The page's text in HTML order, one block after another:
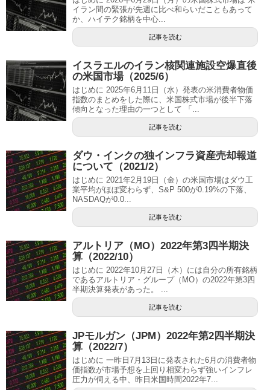
イラン間の緊張が先週に比べ和らいだこともあって
か、ハイテク銘柄を中心...
記事を読む
イスラエルのイラン核関連施設空爆直後
の米国市場（2025/6）
はじめに 2025年6月11日（水）発表の米消費者物価
指数のまとめをした際に、米国株式市場が後半下落
傾向となった理由の一つとして 「...
記事を読む
ダウ・インクの独インフラ資産売却報道
について（2021/2）
はじめに 2021年2月19日（金）の米国市場はダウ工
業平均がほぼ変わらず、S&P 500が0.19%の下落、
NASDAQが0.0...
記事を読む
アルトリア（MO）2022年第3四半期決
算（2022/10）
はじめに 2022年10月27日（木）には自分の所有銘柄
であるアルトリア・グループ（MO）の2022年第3四
半期決算発表があった。 ...
記事を読む
JPモルガン（JPM）2022年第2四半期決
算（2022/7）
はじめに 一昨日7月13日に発表された6月の消費者物
価指数が市場予想を上回り相変わらず強いインフレ
圧力が伺える中、昨日米国時間2022年7...